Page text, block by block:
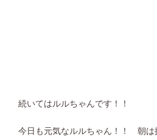
続いてはルルちゃんです！！
今日も元気なルルちゃん！！ 朝は